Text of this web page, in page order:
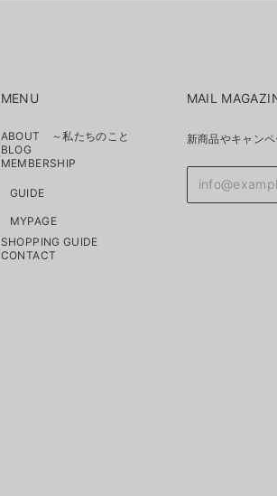
MENU
ABOUT ～私たちのこと
BLOG
MEMBERSHIP
GUIDE
MYPAGE
SHOPPING GUIDE
CONTACT
MAIL
新商品やキャン